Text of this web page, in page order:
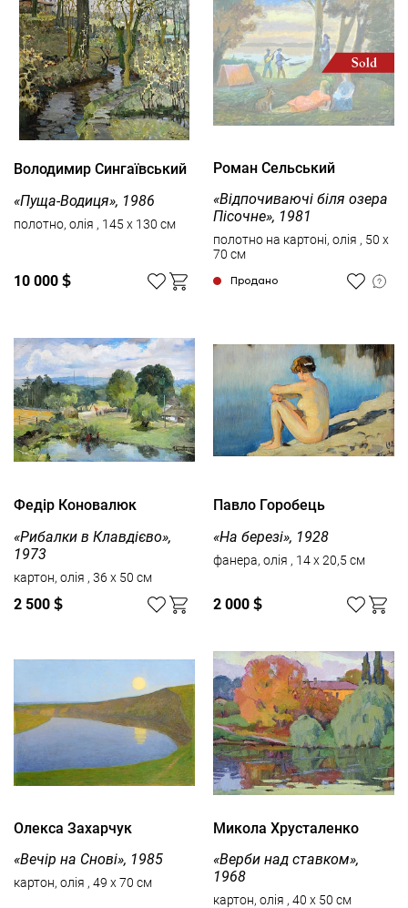
Володимир Сингаївський
«Пуща-Водиця», 1986
полотно, олія , 145 x 130 см
10 000 $
Роман Сельський
«Відпочиваючі біля озера
Пісочне», 1981
полотно на картоні, олія , 50 x
70 см
Продано
Федір Коновалюк
«Рибалки в Клавдієво»,
1973
картон, олія , 36 x 50 см
2 500 $
Павло Горобець
«На березі», 1928
фанера, олія , 14 x 20,5 см
2 000 $
Олекса Захарчук
«Вечір на Снові», 1985
картон, олія , 49 x 70 см
Микола Хрусталенко
«Верби над ставком»,
1968
картон, олія , 40 x 50 см